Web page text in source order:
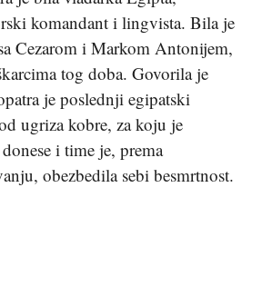
komandant i lingvista. Bila je
Cezarom i Markom Antonijem,
tog doba. Govorila je
je poslednji egipatski
ugriza kobre, za koju je
i time je, prema
obezbedila sebi besmrtnost.